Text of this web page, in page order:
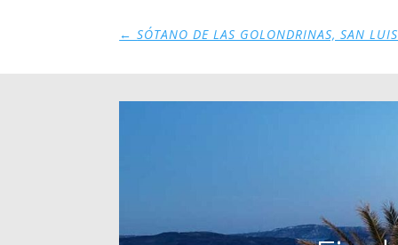
←SÓTANO DE LAS GOLONDRINAS, SAN